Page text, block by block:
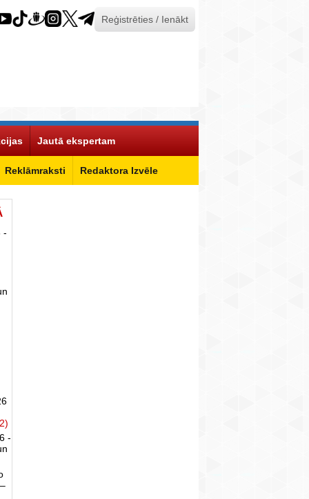
Reģistrēties / Ienākt
Reklāmraksti Redaktora Izvēle
Jautā ekspertam
-
-